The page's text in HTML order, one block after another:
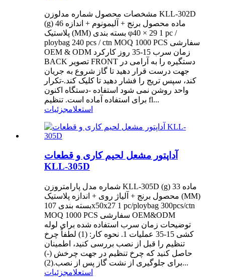
مشخصات محصول شماره مدلوزن KLL-302D
(g) 46 ماده محصول برنج + آلیمونوم + اندازه
پلاستیک (MM) بسته بندی φ40 × 29 1 pc /
ploybag 240 pcs / ctn MOQ 1000 PCS سفارشی
OEM & ODM زمان سرب 15-35 روز کارکرد
BACK تصویر FRONT دستگیره را به آرامی در
جهت درست قرار دهید تا گاز شروع به جریان
کند، سپس تریج را فشار دهید تا کلیک کند.-تکرار
واحد روشن نمی شود استفاده -دستگاه اکنون
برای استفاده آماده است. تنظیم fl...
استعلامجزئیات
آداپتور مشعل لحیم کاری و قطعات
KLL-305D
شماره مدل پارامتروزن KLL-305D (g) 33 ماده
محصول برنج + آلیاژ روی + اندازه پلاستیک (MM)
بسته بندی 107x50x27 1 pc/ploybag 300pcs/ctn
MOQ 1000 PCS سفارشی OEM&ODM
توضیحات زمان سرب استفاده شده برای لوله
کشی 15-35 عملیات 1. نحوه کار: (1) لطفاً چرخ
تنظیم را قبل از نصب بررسی کنید، اطمینان
حاصل کنید که چرخ تنظیم در جهت چرخش (-)
برای جلوگیری از نشت گاز پس از نصب.(2)...
استعلامجزئیات